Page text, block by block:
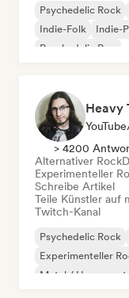
Psychedelic Rock
Indie-Folk
Indie-
Psychedelic Pop
Heavy
> 4200
Alternativer Rock
Experimenteller
Schreibe Artikel
Teile Künstler auf
Twitch-Kanal
Psychedelic Rock
Experimenteller
Metal / Heavy